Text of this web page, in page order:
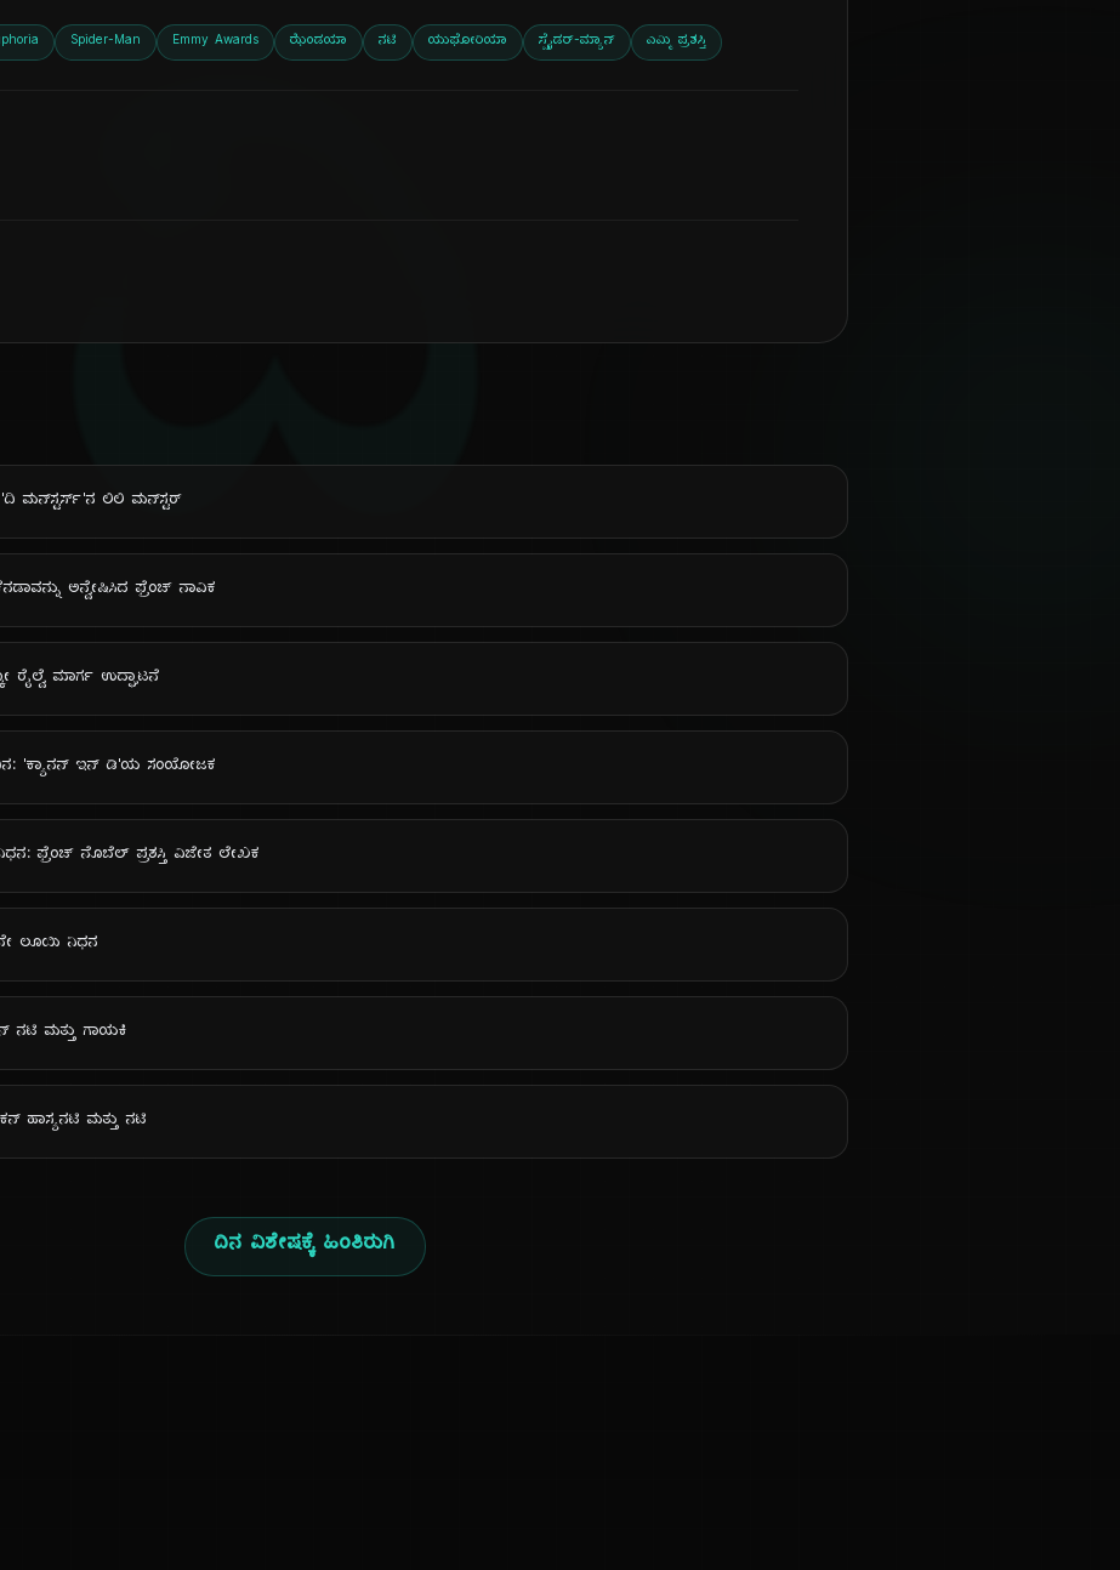
ದಿ
Spider-Man Emmy Awards ಝೆಂಡಯಾ ನಟಿ ಯುಫೋರಿಯಾ ಸ್ಪೈಡರ್-ಮ್ಯಾನ್ ಎಮ್ಮಿ ಪ್ರಶಸ್ತಿ
ಮನ್‌ಸ್ಟರ್ಸ್'ನ ಲಿಲಿ ಮನ್‌ಸ್ಟರ್
ಅನ್ವೇಷಿಸಿದ ಫ್ರೆಂಚ್ ನಾವಿಕ
ರೈಲ್ವೆ ಮಾರ್ಗ ಉದ್ಘಾಟನೆ
'ಕ್ಯಾನನ್ ಇನ್ ಡಿ'ಯ ಸಂಯೋಜಕ
ಫ್ರೆಂಚ್ ನೊಬೆಲ್ ಪ್ರಶಸ್ತಿ ವಿಜೇತ ಲೇಖಕ
ಲೂಯಿ ನಿಧನ
ನಟಿ ಮತ್ತು ಗಾಯಕಿ
ಹಾಸ್ಯನಟಿ ಮತ್ತು ನಟಿ
ದಿನ ವಿಶೇಷಕ್ಕೆ ಹಿಂತಿರುಗಿ